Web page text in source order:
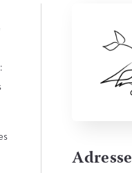
Adresse